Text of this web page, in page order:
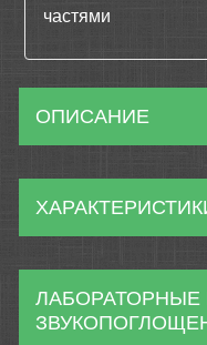
частями
ОПИСАНИЕ